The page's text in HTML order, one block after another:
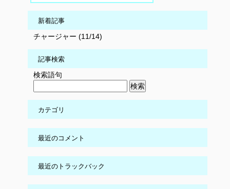
新着記事
チャージャー (11/14)
記事検索
検索語句
カテゴリ
最近のコメント
最近のトラックバック